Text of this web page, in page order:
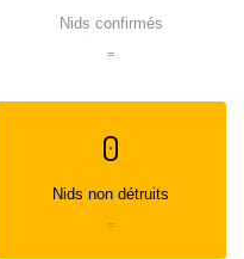
Nids confirmés
=
0
Nids non détruits
=